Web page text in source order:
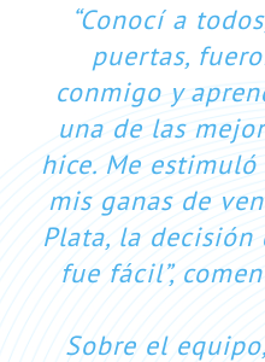
“Conocí a
puertas,
conmigo y
una de las
hice. Me estimuló
mis ganas de
Plata, la
fue fácil”,
Sobre el